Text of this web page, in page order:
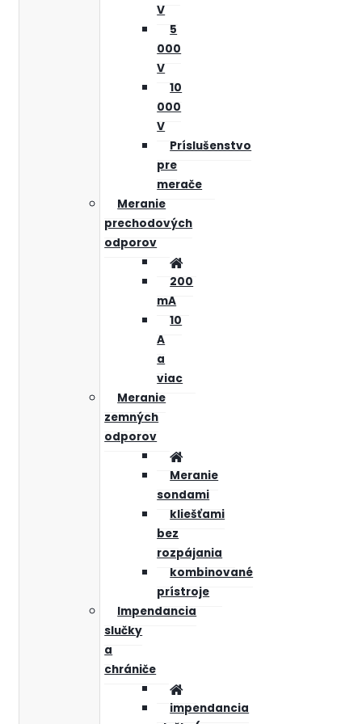
V
5
000
V
10
000
V
Príslušenstvo
pre
merače
Meranie
prechodových
odporov
200
mA
10
A
a
viac
Meranie
zemných
odporov
Meranie
sondami
kliešťami
bez
rozpájania
kombinované
prístroje
Impendancia
slučky
a
chrániče
impendancia